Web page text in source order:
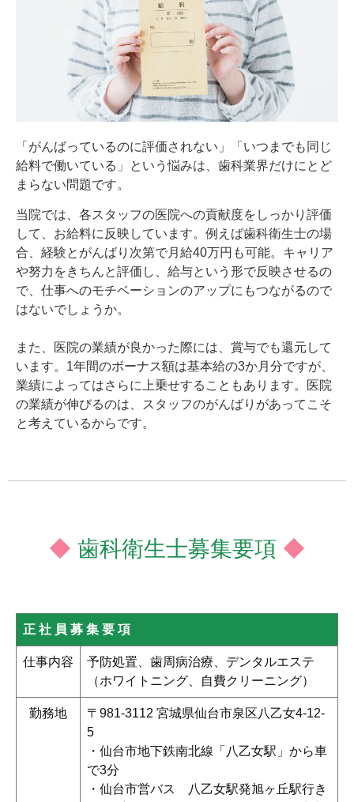
「がんばっているのに評価されない」「いつまでも同じ
給料で働いている」という悩みは、歯科業界だけにとど
まらない問題です。
当院では、各スタッフの医院への貢献度をしっかり評価
して、お給料に反映しています。例えば歯科衛生士の場
合、経験とがんばり次第で月給40万円も可能。キャリア
や努力をきちんと評価し、給与という形で反映させるの
で、仕事へのモチベーションのアップにもつながるので
はないでしょうか。
また、医院の業績が良かった際には、賞与でも還元して
います。1年間のボーナス額は基本給の3か月分ですが、
業績によってはさらに上乗せすることもあります。医院
の業績が伸びるのは、スタッフのがんばりがあってこそ
と考えているからです。
◆ 歯科衛生士募集要項 ◆
正社員募集要項
仕事内容
予防処置、歯周病治療、デンタルエステ
（ホワイトニング、自費クリーニング）
勤務地
〒981-3112 宮城県仙台市泉区八乙女4-12-
5
・仙台市地下鉄南北線「八乙女駅」から車
で3分
・仙台市営バス 八乙女駅発旭ヶ丘駅行き